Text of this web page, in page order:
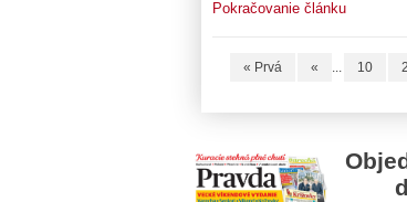
Pokračovanie článku
« Prvá « ... 10